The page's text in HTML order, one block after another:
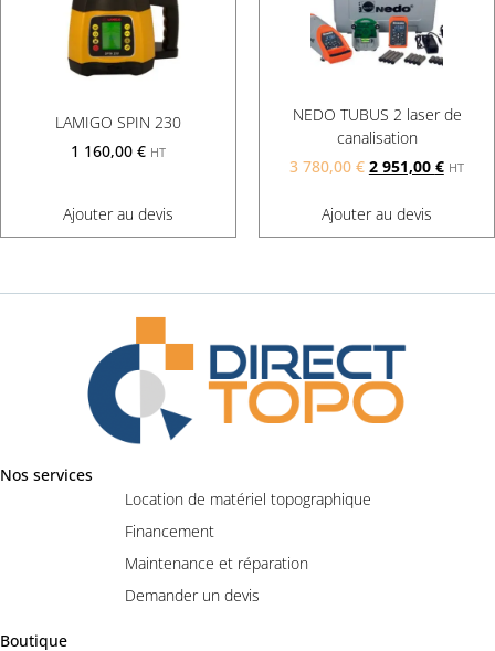
LAMIGO SPIN 230
1 160,00 € HT
Ajouter au devis
NEDO TUBUS 2 laser de
canalisation
3 780,00 € 2 951,00 € HT
Ajouter au devis
Nos services
Location de matériel topographique
Financement
Maintenance et réparation
Demander un devis
Boutique